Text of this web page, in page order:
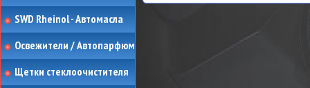
SWD Rheinol - Автомасла
Освежители / Автопарфюм
Щетки стеклоочистителя